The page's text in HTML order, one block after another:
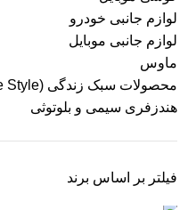
لوازم جانبی خودرو
لوازم جانبی موبایل
ماوس
محصولات سبک زندگی (Life Style)
هندزفری سیمی و بلوتوثی
فیلتر بر اساس برند